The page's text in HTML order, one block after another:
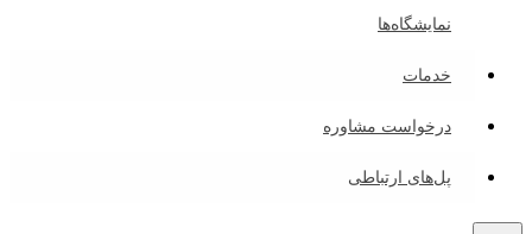
نمایشگاه‌ها
خدمات
درخواست مشاوره
پل‌های ارتباطی